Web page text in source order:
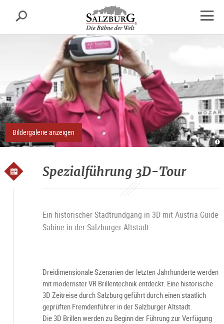
sr.skipnav.Zum
Inhalt
springen
sr.skipnav.Zum
Hauptmenü
springen
sr.skipnav.Zu
den
Kontaktinformationen
Suche
Bildergalerie anzeigen
Spezialführung 3D-Tour
Ein historischer Stadtrundgang in 3D mit Austria Guide
Sabine in der Salzburger Altstadt
Dreidimensionale Szenarien der letzten Jahrhunderte werden
mit modernster VR Brillentechnik entdeckt. Eine historische
3D Zeitreise durch Salzburg geführt durch einen staatlich
geprüften Fremdenführer in der Salzburger Altstadt.
Die 3D Brillen werden zu Beginn der Führung zur Verfügung